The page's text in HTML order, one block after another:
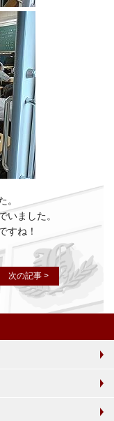
。
いました。
すね！
次の記事 >